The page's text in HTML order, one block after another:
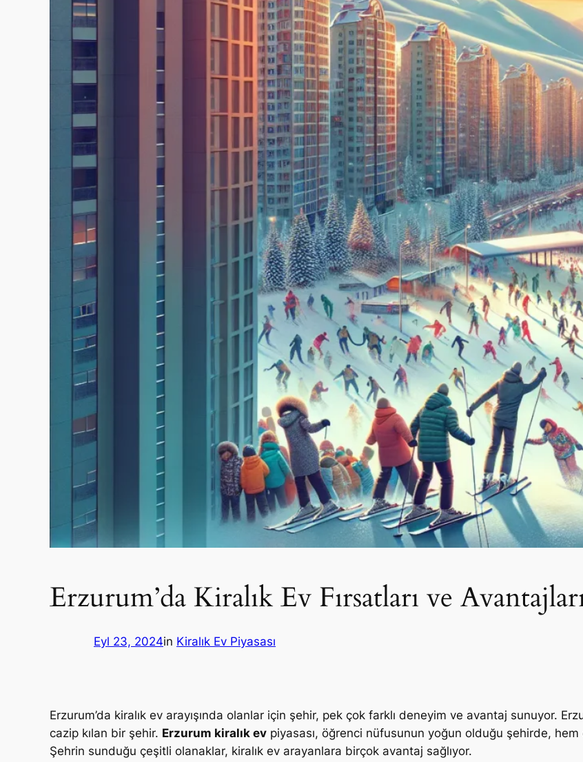
Erzurum’da Kiralık Ev Fırsatları ve
Eyl 23, 2024in Kiralık Ev Piyasası
Erzurum’da kiralık ev arayışında olanlar için şehir, pek çok farklı deneyim ve avantaj sunuyor.
cazip kılan bir şehir. Erzurum kiralık ev piyasası, öğrenci nüfusunun yoğun olduğu şehirde,
Şehrin sunduğu çeşitli olanaklar, kiralık ev arayanlara birçok avantaj sağlıyor.